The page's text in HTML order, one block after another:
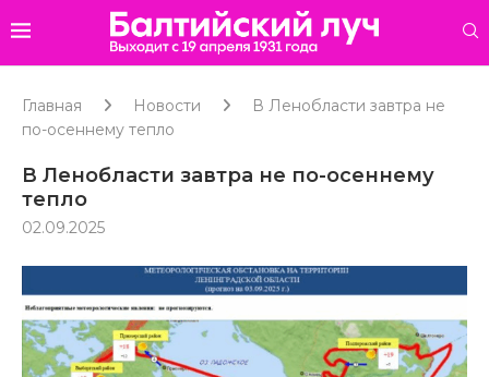
Главная Новости
В Ленобласти завтра не
по-осеннему тепло
В Ленобласти завтра не по-осеннему
тепло
02.09.2025